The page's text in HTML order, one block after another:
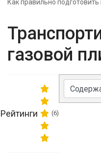
Как правильно
газовой
Рейтинги (6)